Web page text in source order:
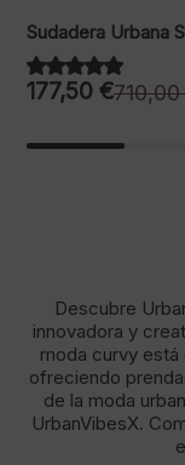
Sudadera Urbana
710,00
price
177,50 €
price
Descubre
innovadora y
moda curvy
ofreciendo
de la moda
UrbanVibesX.